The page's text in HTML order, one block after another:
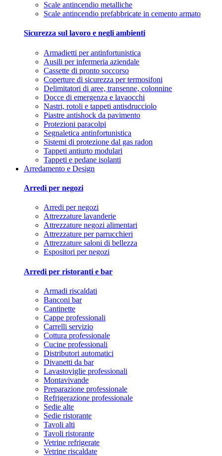
Scale antincendio metalliche
Scale antincendio prefabbricate in cemento armato
Sicurezza sul lavoro e negli ambienti
Armadietti per antinfortunistica
Ausili per infermeria aziendale
Cassette di pronto soccorso
Coperture di sicurezza per termosifoni
Delimitatori di aree, transenne, colonnine
Docce di emergenza e lavaocchi
Nastri, rotoli e tappeti antisdrucciolo
Piastre antishock da pavimento
Protezioni paracolpi
Segnaletica antinfortunistica
Sistemi di protezione dal gas radon
Tappeti antiurto modulari
Tappeti e pedane isolanti
Arredamento e Design
Arredi per negozi
Arredi per negozi
Attrezzature lavanderie
Attrezzature negozi alimentari
Attrezzature per parrucchieri
Attrezzature saloni di bellezza
Espositori per negozi
Arredi per ristoranti e bar
Armadi riscaldati
Banconi bar
Cantinette
Cappe professionali
Carrelli servizio
Cottura professionale
Cucine professionali
Distributori automatici
Divanetti da bar
Lavastoviglie professionali
Montavivande
Preparazione professionale
Refrigerazione professionale
Sedie alte
Sedie ristorante
Tavoli alti
Tavoli ristorante
Vetrine refrigerate
Vetrine riscaldate